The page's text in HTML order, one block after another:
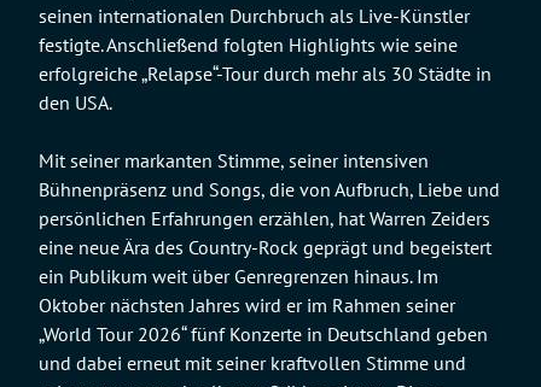
seinen internationalen Durchbruch als Live-Künstler
festigte. Anschließend folgten Highlights wie seine
erfolgreiche „Relapse“-Tour durch mehr als 30 Städte in
den USA.
Mit seiner markanten Stimme, seiner intensiven
Bühnenpräsenz und Songs, die von Aufbruch, Liebe und
persönlichen Erfahrungen erzählen, hat Warren Zeiders
eine neue Ära des Country-Rock geprägt und begeistert
ein Publikum weit über Genregrenzen hinaus. Im
Oktober nächsten Jahres wird er im Rahmen seiner
„World Tour 2026“ fünf Konzerte in Deutschland geben
und dabei erneut mit seiner kraftvollen Stimme und